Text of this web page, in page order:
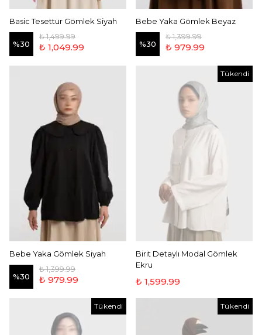
Basic Tesettür Gömlek Siyah
%30
₺ 1,499.99
₺ 1,049.99
Bebe Yaka Gömlek Beyaz
%30
₺ 1,399.99
₺ 979.99
Bebe Yaka Gömlek Siyah
%30
₺ 1,399.99
₺ 979.99
Tükendi
Birit Detaylı Modal Gömlek
Ekru
₺ 1,599.99
Tükendi Tükendi